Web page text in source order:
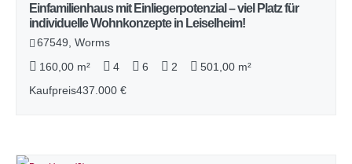
Einfamilienhaus mit Einliegerpotenzial – viel Platz für
individuelle Wohnkonzepte in Leiselheim!
67549, Worms
160,00 m²
4 6 2
501,00 m²
Kaufpreis437.000 €